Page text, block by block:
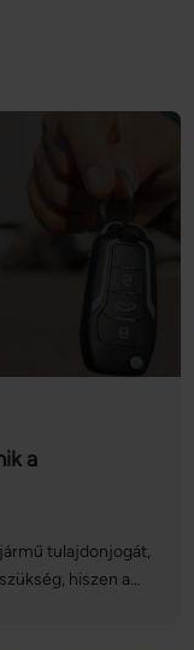
hogy
a
tulajdonjogát,
hiszen a